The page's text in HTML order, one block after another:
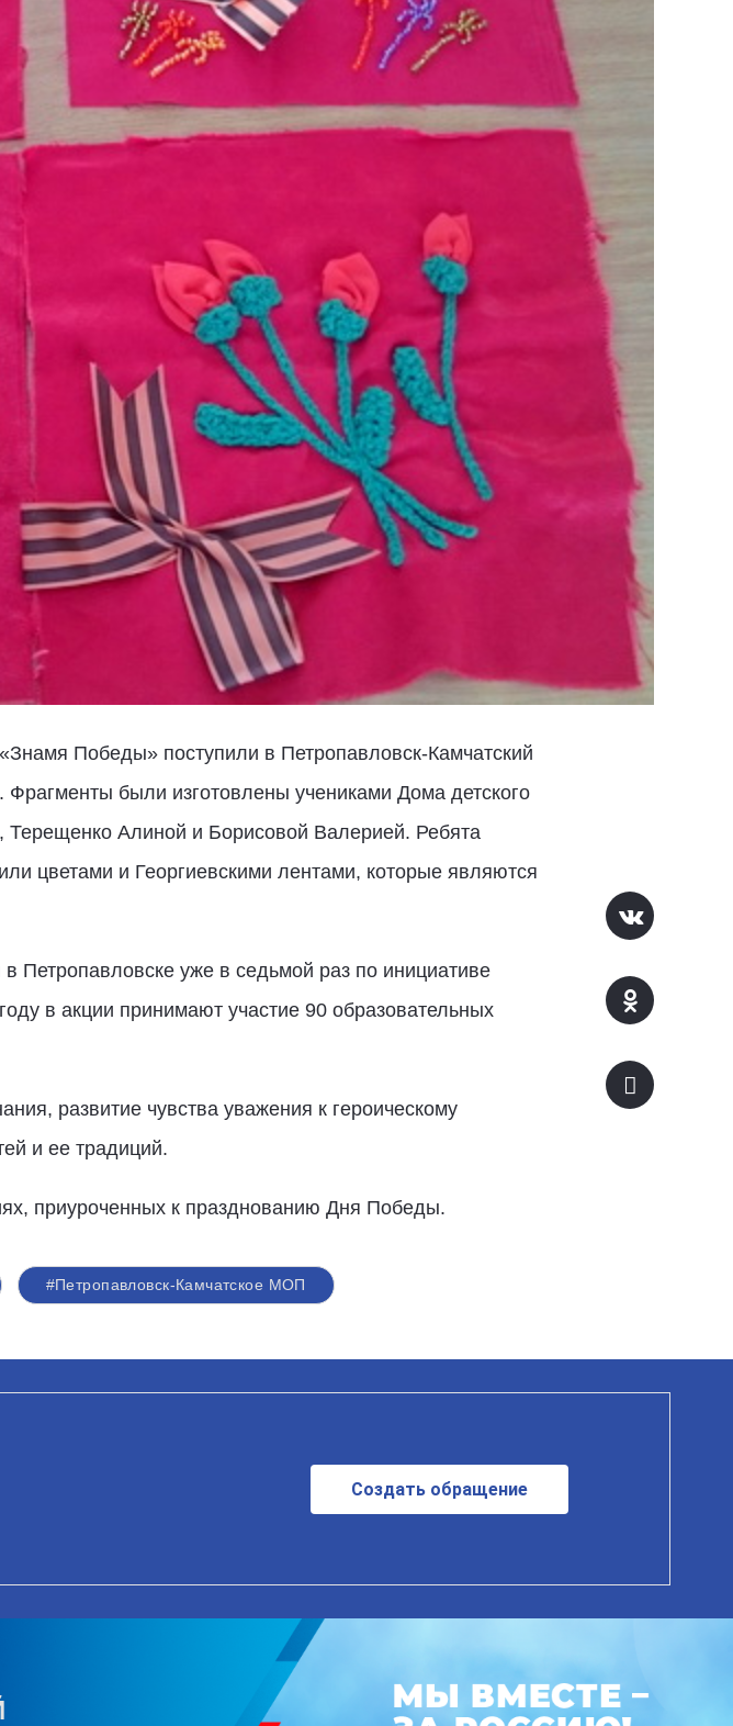
Победы» поступили в Петропавловск-Камчатский
были изготовлены учениками Дома детского
Алиной и Борисовой Валерией. Ребята
цветами и Георгиевскими лентами, которые являются
Петропавловске уже в седьмой раз по инициативе
в акции принимают участие 90 образовательных
развитие чувства уважения к героическому
и ее традиций.
приуроченных к празднованию Дня Победы.
#Петропавловск-Камчатское МОП
Создать обращение